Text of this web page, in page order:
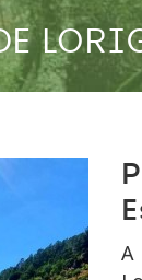
A